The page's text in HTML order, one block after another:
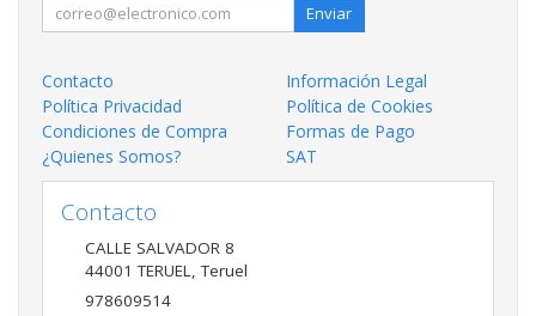
Enviar
Contacto
Información Legal
Política Privacidad
Política de Cookies
Condiciones de Compra
Formas de Pago
¿Quienes Somos?
SAT
Contacto
CALLE SALVADOR 8
44001 TERUEL ,Teruel
978609514